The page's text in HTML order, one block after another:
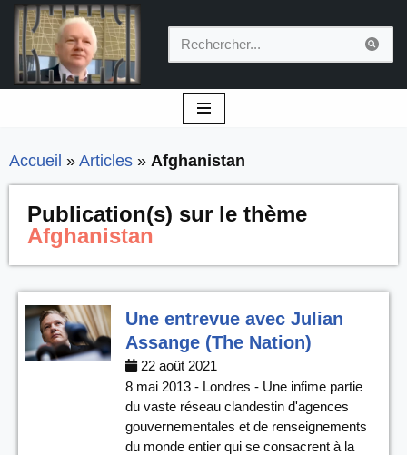
Aller
au
contenu
Accueil » Articles » Afghanistan
Publication(s) sur le thème
Afghanistan
Une entrevue avec Julian
Assange (The Nation)
22 août 2021
8 mai 2013 - Londres - Une infime partie
du vaste réseau clandestin d'agences
gouvernementales et de renseignements
du monde entier qui se consacrent à la